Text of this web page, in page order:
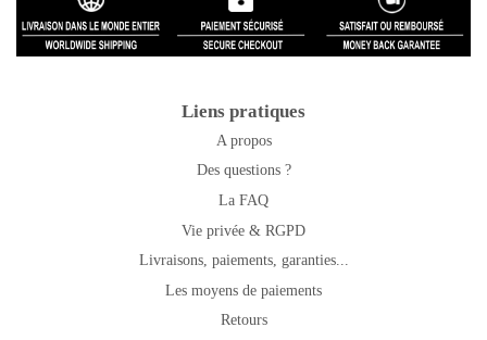
Liens pratiques
A propos
Des questions ?
La FAQ
Vie privée & RGPD
Livraisons, paiements, garanties...
Les moyens de paiements
Retours